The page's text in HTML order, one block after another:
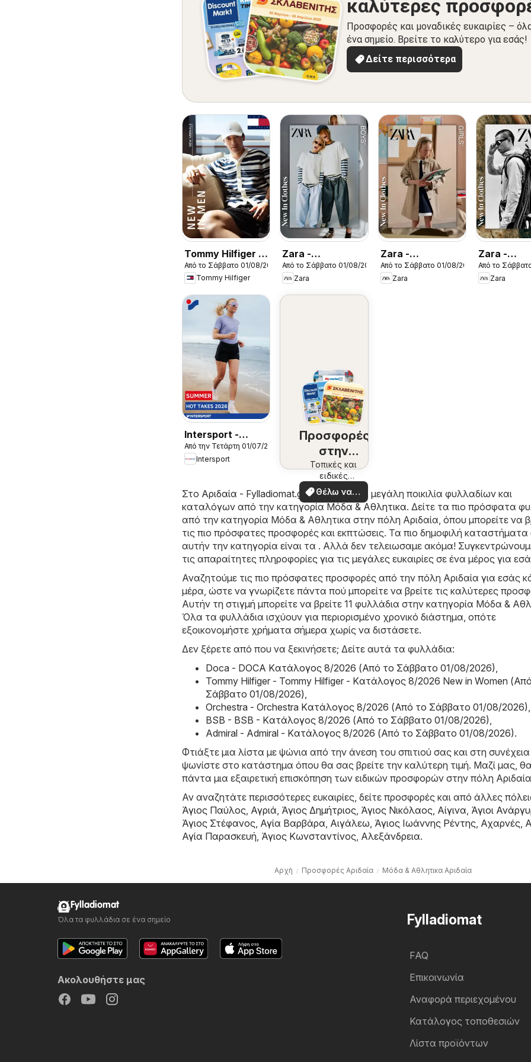
καλύτερες
Προσφορές και μοναδικές ευκαιρίες –
ένα σημείο. Βρείτε το καλύτερο για εσάς!
Δείτε περισσότερα
Tommy Hilfiger -
Kατάλογος
8/2026 New in
Men
Από το Σάββατο 01/08/2026
Tommy Hilfiger
Zara -
Kατάλογος
8/2026 boys
Από το Σάββατο 01/08/2026
Zara
Zara -
Kατάλογος
8/2026 girls
Από το Σάββατο 01/08/2026
Zara
Zara -
8/2026 men
Από το
Zara
Intersport -
Kατάλογος
7/2026
Από την Τετάρτη 01/07/2026
Intersport
Προσφορές
στην
περιοχή
σας
Τοπικές και
ειδικές
προσφορές
Θέλω να
δω
Στο Αριδαία - Fylladiomat.gr , θα βρείτε μια μεγάλη ποικιλία φυλλαδίων και
καταλόγων από την κατηγορία Μόδα & Aθλητικα. Δείτε τα πιο πρόσφατα
από την κατηγορία Μόδα & Aθλητικα στην πόλη Αριδαία, όπου μπορείτε να
τις πιο πρόσφατες προσφορές και εκπτώσεις. Τα πιο δημοφιλή καταστήματα
αυτήν την κατηγορία είναι τα . Αλλά δεν τελειωσαμε ακόμα!
τις απαραίτητες πληροφορίες για τις μεγάλες ευκαιρίες σε ένα μέρος για
Αναζητούμε τις πιο πρόσφατες προσφορές από την πόλη Αριδαία για εσάς
μέρα, ώστε να γνωρίζετε πάντα πού μπορείτε να βρείτε τις καλύτερες
Αυτήν τη στιγμή μπορείτε να βρείτε 11 φυλλάδια στην κατηγορία Μόδα &
Όλα τα φυλλάδια ισχύουν για περιορισμένο χρονικό διάστημα, οπότε
εξοικονομήστε χρήματα σήμερα χωρίς να διστάσετε.
Δεν ξέρετε από που να ξεκινήσετε; Δείτε αυτά τα φυλλάδια:
Doca - DOCA Kατάλογος 8/2026 (Από το Σάββατο 01/08/2026),
Tommy Hilfiger - Tommy Hilfiger - Kατάλογος 8/2026 New in Women
Σάββατο 01/08/2026),
Orchestra - Orchestra Kατάλογος 8/2026 (Από το Σάββατο 01/08/2026),
BSB - BSB - Kατάλογος 8/2026 (Από το Σάββατο 01/08/2026),
Admiral - Admiral - Kατάλογος 8/2026 (Από το Σάββατο 01/08/2026).
Φτιάξτε μια λίστα με ψώνια από την άνεση του σπιτιού σας και στη συνέχεια
ψωνίστε στο κατάστημα όπου θα σας βρείτε την καλύτερη τιμή. Μαζί μας,
πάντα μια εξαιρετική επισκόπηση των ειδικών προσφορών στην πόλη
Αν αναζητάτε περισσότερες ευκαιρίες, δείτε προσφορές και από άλλες
Άγιος Παύλος, Αγριά, Άγιος Δημήτριος, Άγιος Νικόλαος, Αίγινα, Άγιοι
Άγιος Στέφανος, Αγία Βαρβάρα, Αιγάλεω, Άγιος Ιωάννης Ρέντης, Αχαρνές,
Αγία Παρασκευή, Άγιος Κωνσταντίνος, Αλεξάνδρεια.
Αρχή Προσφορές Αριδαία Μόδα & Aθλητικα Αριδαία
Fylladiomat
FAQ
Επικοινωνία
Αναφορά περιεχομένου
Κατάλογος τοποθεσιών
Λίστα προϊόντων
Fylladiomat
Όλα τα φυλλάδια σε ένα σημείο
Ακολουθήστε μας